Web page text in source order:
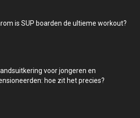
is SUP boarden de ultieme workout?
voor jongeren en
hoe zit het precies?